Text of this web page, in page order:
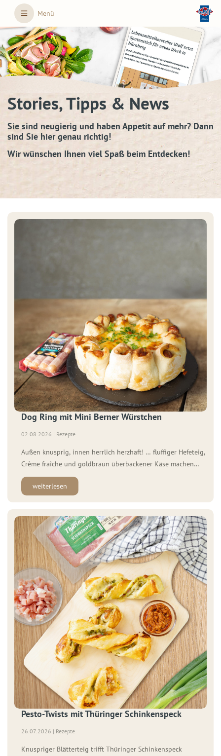
Skip to main content
Menü
Stories, Tipps & News
Sie sind neugierig und haben Appetit auf mehr? Dann
sind Sie hier genau richtig!
Wir wünschen Ihnen viel Spaß beim Entdecken!
Dog Ring mit Mini Berner Würstchen
02.08.2026 | Rezepte
Außen knusprig, innen herrlich herzhaft! … fluffiger Hefeteig,
Crème fraîche und goldbraun überbackener Käse machen
diesen Snack zum absoluten Highlight für Partys,
Spieleabende oder den nächsten Familienabend. Zutaten für
Würstchen 400 g Mehl ½ Würfel (20 g) Hefe 220 ml […]
weiterlesen
Pesto-Twists mit Thüringer Schinkenspeck
26.07.2026 | Rezepte
Knuspriger Blätterteig trifft Thüringer Schinkenspeck